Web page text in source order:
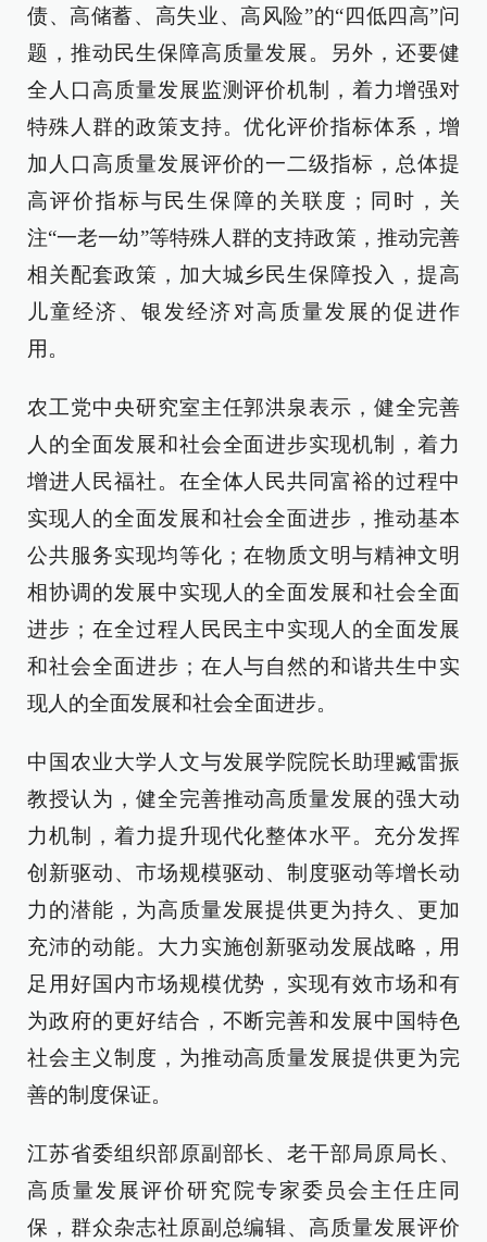
债、高储蓄、高失业、高风险”的“四低四高”问
题，推动民生保障高质量发展。另外，还要健
全人口高质量发展监测评价机制，着力增强对
特殊人群的政策支持。优化评价指标体系，增
加人口高质量发展评价的一二级指标，总体提
高评价指标与民生保障的关联度；同时，关
注“一老一幼”等特殊人群的支持政策，推动完善
相关配套政策，加大城乡民生保障投入，提高
儿童经济、银发经济对高质量发展的促进作
用。
农工党中央研究室主任郭洪泉表示，健全完善
人的全面发展和社会全面进步实现机制，着力
增进人民福社。在全体人民共同富裕的过程中
实现人的全面发展和社会全面进步，推动基本
公共服务实现均等化；在物质文明与精神文明
相协调的发展中实现人的全面发展和社会全面
进步；在全过程人民民主中实现人的全面发展
和社会全面进步；在人与自然的和谐共生中实
现人的全面发展和社会全面进步。
中国农业大学人文与发展学院院长助理臧雷振
教授认为，健全完善推动高质量发展的强大动
力机制，着力提升现代化整体水平。充分发挥
创新驱动、市场规模驱动、制度驱动等增长动
力的潜能，为高质量发展提供更为持久、更加
充沛的动能。大力实施创新驱动发展战略，用
足用好国内市场规模优势，实现有效市场和有
为政府的更好结合，不断完善和发展中国特色
社会主义制度，为推动高质量发展提供更为完
善的制度保证。
江苏省委组织部原副部长、老干部局原局长、
高质量发展评价研究院专家委员会主任庄同
保，群众杂志社原副总编辑、高质量发展评价